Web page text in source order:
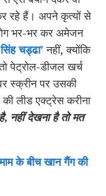
रहे हैं। अपने कृत्यों से
भर-भर कर अमेजन
चड्ढा’ नहीं, क्योंकि
पेट्रोल-डीजल खर्च
स्क्रीन पर उसकी
की लीड एक्ट्रेस करीना
नहीं देखना है तो मत
के बीच खान गैंग की